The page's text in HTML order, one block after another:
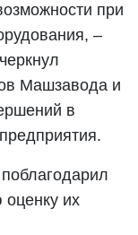
при
–
Машзавода и
в
оценку их